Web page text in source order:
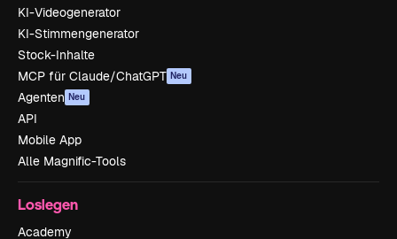
KI-Videogenerator
KI-Stimmengenerator
Stock-Inhalte
MCP für Claude/ChatGPT Neu
Agenten Neu
API
Mobile App
Alle Magnific-Tools
Loslegen
Academy